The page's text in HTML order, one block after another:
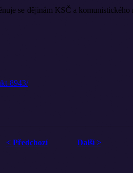
se dějinám KSČ a
8943/
< Předchozí Další >